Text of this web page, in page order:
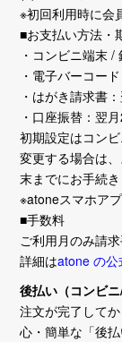
※初回利用時に会
■お支払い方法・
・コンビニ端末
・電子バーコー
・はがき請求書
・口座振替：翌
初期設定はコン
変更する場合は
末までにお手続き
※atoneスマホア
■手数料
ご利用月のみ請
詳細はatone の公
後払い（コンビニ
注文が完了して
心・簡単な「後払